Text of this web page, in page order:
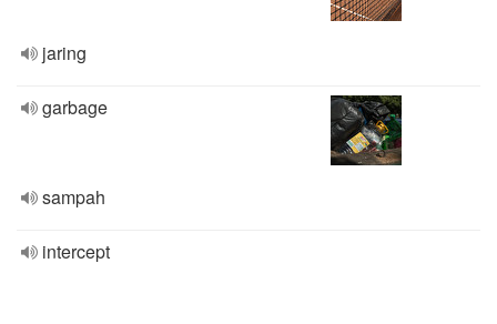
jaring
garbage
sampah
intercept